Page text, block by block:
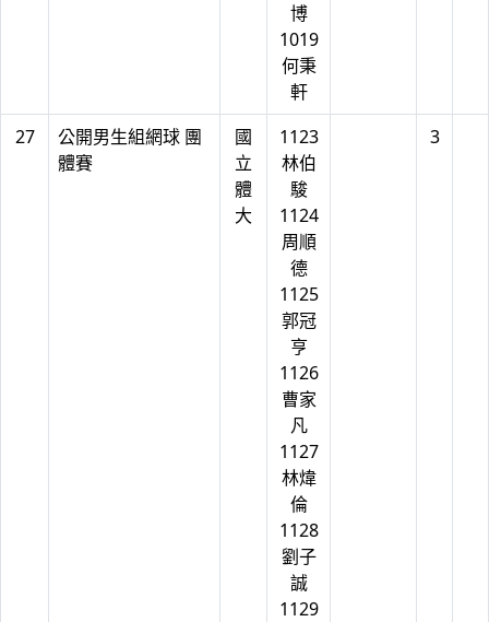
博
1019
何秉
軒
27
公開男生組網球 團
體賽
國
立
體
大
1123
林伯
駿
1124
周順
德
1125
郭冠
亨
1126
曹家
凡
1127
林煒
倫
1128
劉子
誠
1129
3